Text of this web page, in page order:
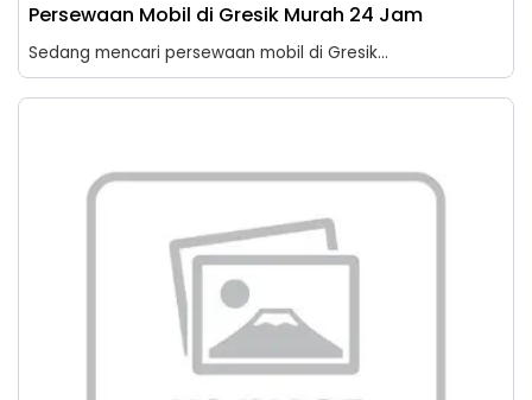
Persewaan Mobil di Gresik Murah 24 Jam
Sedang mencari persewaan mobil di Gresik...